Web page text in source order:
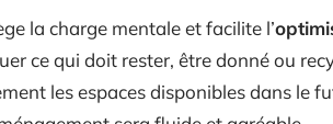
la charge mentale et facilite l’
ce qui doit rester, être donné ou
les espaces disponibles dans le